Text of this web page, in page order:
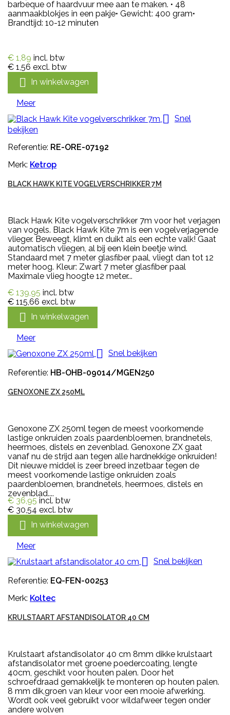
barbeque of haardvuur mee aan te maken. • 48
aanmaakblokjes in een pakje• Gewicht: 400 gram•
Brandtijd: 10-12 minuten
€ 1,89 incl. btw
€ 1,56 excl. btw
 In winkelwagen
Meer
 Snel
bekijken
Referentie: RE-ORE-07192
Merk: Ketrop
BLACK HAWK KITE VOGELVERSCHRIKKER 7M
Black Hawk Kite vogelverschrikker 7m voor het verjagen
van vogels. Black Hawk Kite 7m is een vogelverjagende
vlieger. Beweegt, klimt en duikt als een echte valk! Gaat
automatisch vliegen, al bij een klein beetje wind.
Standaard met 7 meter glasfiber paal, vliegt dan tot 12
meter hoog. Kleur: Zwart 7 meter glasfiber paal
Maximale vlieg hoogte 12 meter...
€ 139,95 incl. btw
€ 115,66 excl. btw
 In winkelwagen
Meer
 Snel bekijken
Referentie: HB-OHB-09014/MGEN250
GENOXONE ZX 250ML
Genoxone ZX 250ml tegen de meest voorkomende
lastige onkruiden zoals paardenbloemen, brandnetels,
heermoes, distels en zevenblad. Genoxone ZX gaat
vanaf nu de strijd aan tegen alle hardnekkige onkruiden!
Dit nieuwe middel is zeer breed inzetbaar tegen de
meest voorkomende lastige onkruiden zoals
paardenbloemen, brandnetels, heermoes, distels en
zevenblad....
€ 36,95 incl. btw
€ 30,54 excl. btw
 In winkelwagen
Meer
 Snel bekijken
Referentie: EQ-FEN-00253
Merk: Koltec
KRULSTAART AFSTANDISOLATOR 40 CM
Krulstaart afstandisolator 40 cm 8mm dikke krulstaart
afstandisolator met groene poedercoating, lengte
40cm, geschikt voor houten palen. Door het
schroefdraad gemakkelijk te monteren op houten palen.
8 mm dik,groen van kleur voor een mooie afwerking.
Wordt ook veel gebruikt voor wildafweer tegen onder
andere wolven